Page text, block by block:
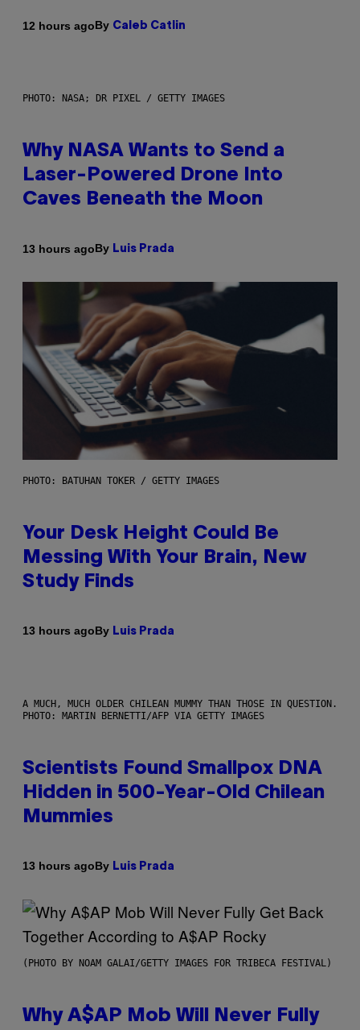
12 hours agoBy Caleb Catlin
PHOTO: NASA; DR PIXEL / GETTY IMAGES
Why NASA Wants to Send a
Laser-Powered Drone Into
Caves Beneath the Moon
13 hours agoBy Luis Prada
PHOTO: BATUHAN TOKER / GETTY IMAGES
Your Desk Height Could Be
Messing With Your Brain, New
Study Finds
13 hours agoBy Luis Prada
A MUCH, MUCH OLDER CHILEAN MUMMY THAN THOSE IN QUESTION.
PHOTO: MARTIN BERNETTI/AFP VIA GETTY IMAGES
Scientists Found Smallpox DNA
Hidden in 500-Year-Old Chilean
Mummies
13 hours agoBy Luis Prada
(PHOTO BY NOAM GALAI/GETTY IMAGES FOR TRIBECA FESTIVAL)
Why A$AP Mob Will Never Fully